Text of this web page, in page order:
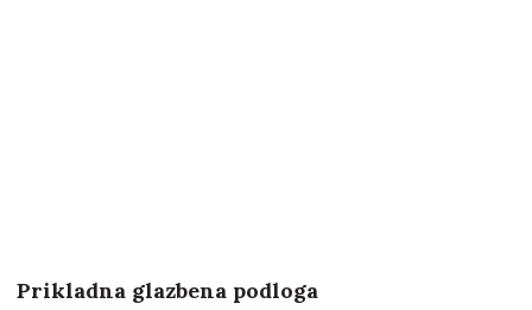
Prikladna glazbena podloga